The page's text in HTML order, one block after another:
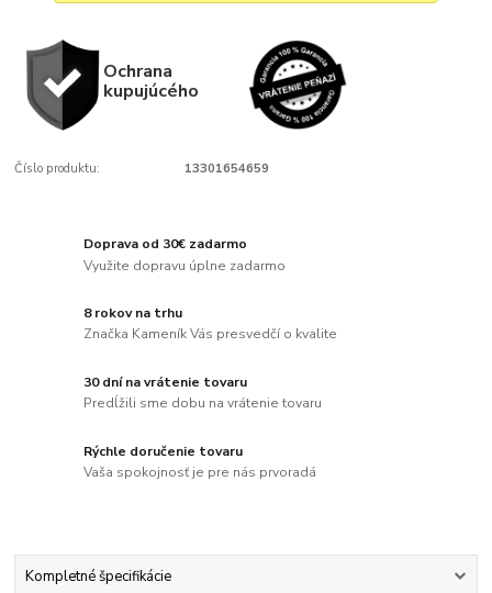
Ochrana
kupujúcého
Číslo produktu: 13301654659
Doprava od 30€ zadarmo
Využite dopravu úplne zadarmo
8 rokov na trhu
Značka Kameník Vás presvedčí o kvalite
30 dní na vrátenie tovaru
Predĺžili sme dobu na vrátenie tovaru
Rýchle doručenie tovaru
Vaša spokojnosť je pre nás prvoradá
Kompletné špecifikácie